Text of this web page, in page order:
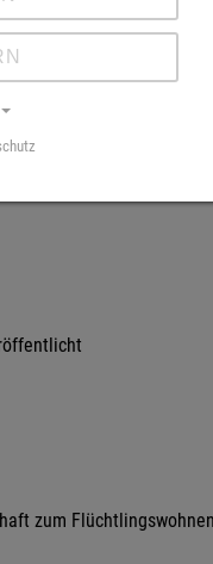
veröffentlicht
zum Flüchtlingswohnen